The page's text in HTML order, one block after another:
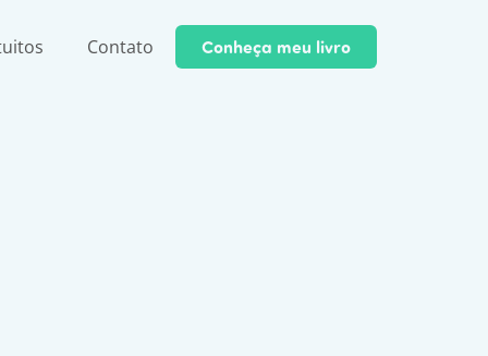
Contato Conheça meu livro